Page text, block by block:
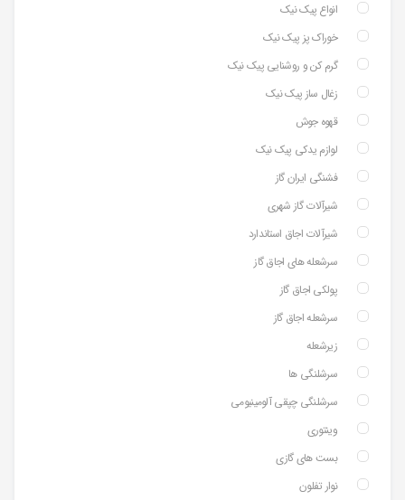
انواع پیک نیک
خوراک پز پیک نیک
گرم کن و روشنایی پیک نیک
زغال ساز پیک نیک
قهوه جوش
لوازم یدکی پیک نیک
فشنگی ایران گاز
شیرآلات گاز شهری
شیرآلات اجاق استاندارد
سرشعله های اجاق گاز
پولکی اجاق گاز
سرشعله اجاق گاز
زیرشعله
سرشلنگی ها
سرشلنگی چپقی آلومینیومی
وینتوری
بست های گازی
نوار تفلون